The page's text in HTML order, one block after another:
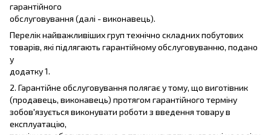
гарантійного
обслуговування (далі - виконавець).
Перелік найважливіших груп технічно складних побутових
товарів, які підлягають гарантійному обслуговуванню, подано
у
додатку 1.
2. Гарантійне обслуговування полягає у тому, що виготівник
(продавець, виконавець) протягом гарантійного терміну
зобов'язується виконувати роботи з введення товару в
експлуатацію,